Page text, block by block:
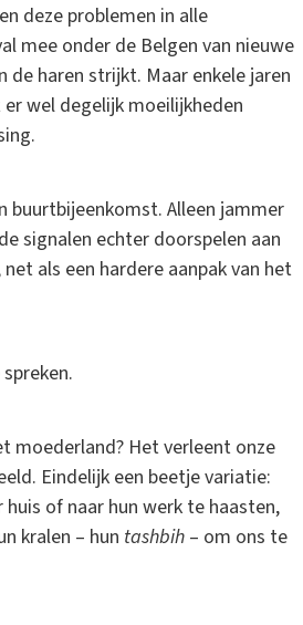
deze problemen in alle
mee onder de Belgen van nieuwe
haren strijkt. Maar enkele jaren
wel degelijk moeilijkheden
buurtbijeenkomst. Alleen jammer
signalen echter doorspelen aan
als een hardere aanpak van het
moederland? Het verleent onze
Eindelijk een beetje variatie:
of naar hun werk te haasten,
kralen – hun tashbih – om ons te